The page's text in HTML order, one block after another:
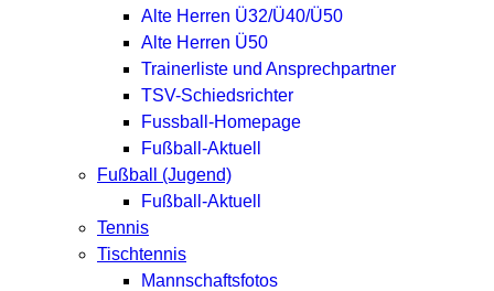
Alte Herren Ü32/Ü40/Ü50
Alte Herren Ü50
Trainerliste und Ansprechpartner
TSV-Schiedsrichter
Fussball-Homepage
Fußball-Aktuell
Fußball (Jugend)
Fußball-Aktuell
Tennis
Tischtennis
Mannschaftsfotos